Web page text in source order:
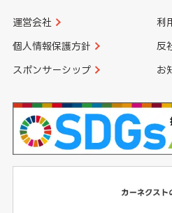
運営会社 利
個人情報保護方針 反
スポンサーシップ お